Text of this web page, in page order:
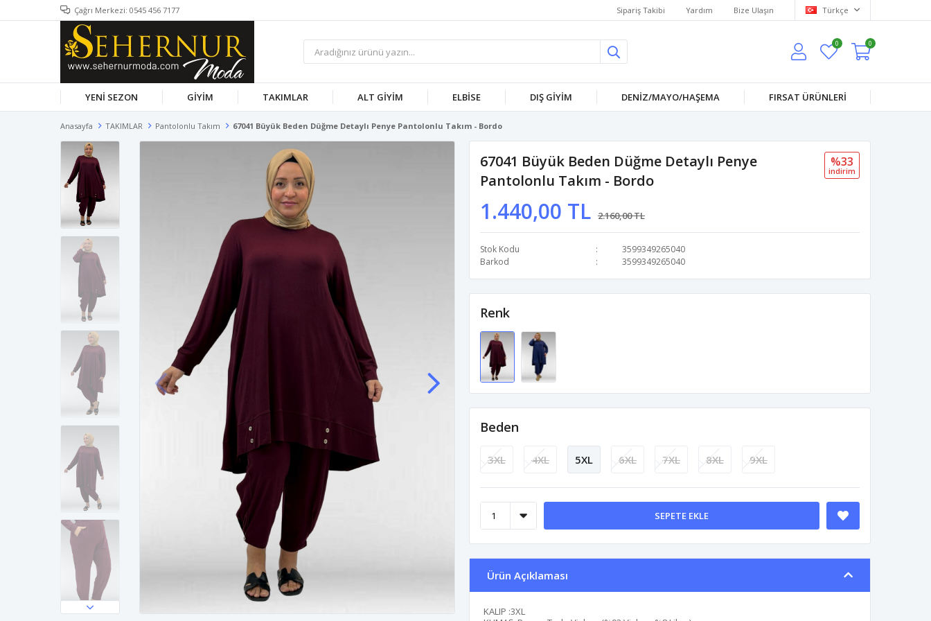
Çağrı Merkezi: 0545 456 7177 Sipariş Takibi Yardım Bize Ulaşın Türkçe
0 0
YENİ SEZON GİYİM TAKIMLAR ALT GİYİM ELBİSE DIŞ GİYİM DENİZ/MAYO/HAŞEMA FIRSAT ÜRÜNLERİ
Anasayfa TAKIMLAR Pantolonlu Takım 67041 Büyük Beden Düğme Detaylı Penye Pantolonlu Takım - Bordo
67041 Büyük Beden Düğme Detaylı Penye
Pantolonlu Takım - Bordo
1.440,00 TL 2.160,00 TL
%33
i̇ndi̇ri̇m
Stok Kodu
3599349265040
Barkod
3599349265040
Renk
Beden
3XL 4XL 5XL 6XL 7XL 8XL 9XL
SEPETE EKLE
Ürün Açıklaması
KALIP :3XL